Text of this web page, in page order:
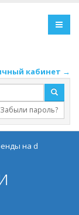
кабинет →
Забыли пароль?
на d